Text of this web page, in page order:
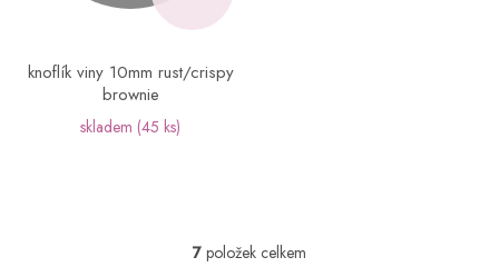
knoflík viny 10mm rust/crispy
brownie
skladem (45 ks)
O
7 položek celkem